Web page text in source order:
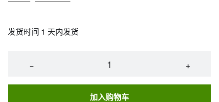
发货时间 1 天内发货
− +
加入购物车